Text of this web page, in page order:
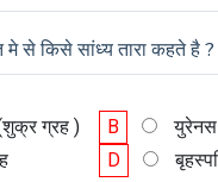
मे से किसे सांध्य तारा कहते है ?
ग्रह ) B
D